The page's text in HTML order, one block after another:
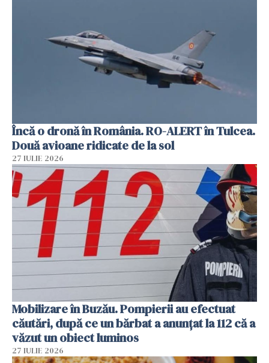
Încă o dronă în România. RO-ALERT în Tulcea.
Două avioane ridicate de la sol
27 IULIE 2026
Mobilizare în Buzău. Pompierii au efectuat
căutări, după ce un bărbat a anunțat la 112 că a
văzut un obiect luminos
27 IULIE 2026